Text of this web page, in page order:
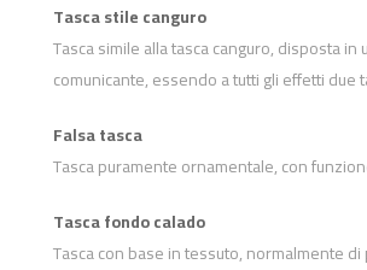
Tasca stile canguro
Tasca simile alla tasca canguro, disposta
comunicante, essendo a tutti gli effetti due
Falsa tasca
Tasca puramente ornamentale, con
Tasca fondo calado
Tasca con base in tessuto, normalmente